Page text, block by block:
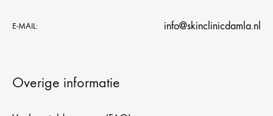
E-MAIL: info@skinclinicdamla.nl
Overige informatie